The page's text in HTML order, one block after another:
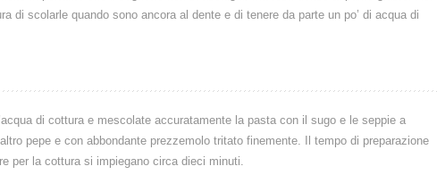
di scolarle quando sono ancora al dente e di tenere da parte un po’ di acqua di
di cottura e mescolate accuratamente la pasta con il sugo e le seppie a
pepe e con abbondante prezzemolo tritato finemente. Il tempo di preparazione
per la cottura si impiegano circa dieci minuti.